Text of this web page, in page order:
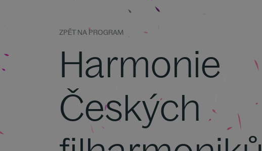
ZPĚT NA PROGRAM
Harmonie
Českých